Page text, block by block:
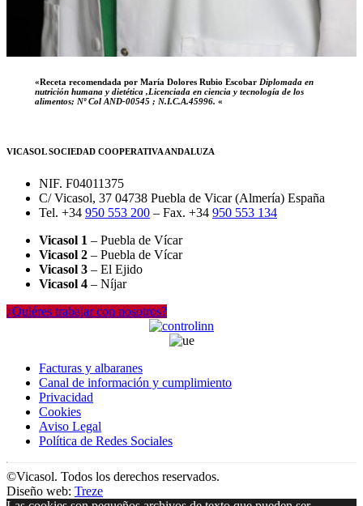
«Receta recomendada por María Dolores Rubio Escobar Diplomada en
nutrición humana y dietética ,Licenciada en ciencia y tecnología de los
alimentos; Nº Col AND-00545 ; N.I.C.A.45996. «
VICASOL SOCIEDAD COOPERATIVA ANDALUZA
NIF. F04011375
C/ Vicasol, 37 04738 Puebla de Vicar (Almería) España
Tel. +34 950 553 200 – Fax. +34 950 553 134
Vicasol 1 – Puebla de Vícar
Vicasol 2 – Puebla de Vícar
Vicasol 3 – El Ejido
Vicasol 4 – Níjar
¿Quiéres trabajar con nosotros?
Facturas y albaranes
Canal de información y cumplimiento
Privacidad
Cookies
Aviso Legal
Política de Redes Sociales
©Vicasol. Todos los derechos reservados.
Diseño web: Treze